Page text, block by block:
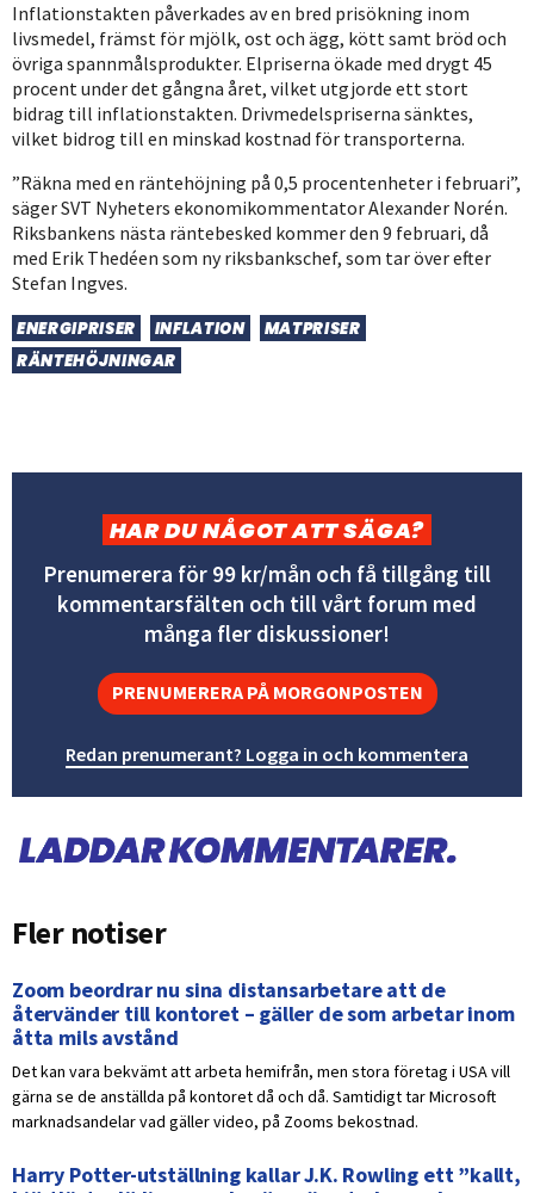
Inflationstakten påverkades av en bred prisökning inom
livsmedel, främst för mjölk, ost och ägg, kött samt bröd och
övriga spannmålsprodukter. Elpriserna ökade med drygt 45
procent under det gångna året, vilket utgjorde ett stort
bidrag till inflationstakten. Drivmedelspriserna sänktes,
vilket bidrog till en minskad kostnad för transporterna.
”Räkna med en räntehöjning på 0,5 procentenheter i februari”,
säger SVT Nyheters ekonomikommentator Alexander Norén.
Riksbankens nästa räntebesked kommer den 9 februari, då
med Erik Thedéen som ny riksbankschef, som tar över efter
Stefan Ingves.
ENERGIPRISER INFLATION
MATPRISER
RÄNTEHÖJNINGAR
HAR DU NÅGOT ATT SÄGA?
Prenumerera för 99 kr/mån och få tillgång till
kommentarsfälten och till vårt forum med
många fler diskussioner!
PRENUMERERA PÅ MORGONPOSTEN
Redan prenumerant? Logga in och kommentera
Fler notiser
Zoom beordrar nu sina distansarbetare att de
återvänder till kontoret – gäller de som arbetar inom
åtta mils avstånd
Det kan vara bekvämt att arbeta hemifrån, men stora företag i USA vill
gärna se de anställda på kontoret då och då. Samtidigt tar Microsoft
marknadsandelar vad gäller video, på Zooms bekostnad.
Harry Potter-utställning kallar J.K. Rowling ett ”kallt,